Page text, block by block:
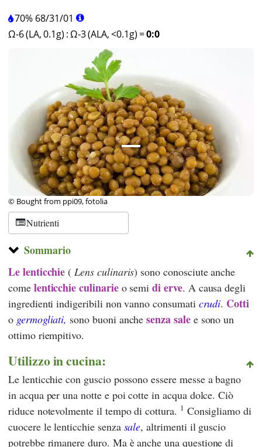
70% 68/31/01
Ω-6 (LA, 0.1g) :Ω-3 (ALA, <0.1g) =0:0
© Bought from ppi09, fotolia
Nutrienti
Sommario
Le lenticchie ( Lens culinaris) sono conosciute anche
come lenticchie culinarieo semidi erve. A causa degli
ingredienti indigeribili non vanno consumati crudi. Cotti
o germogliati, sono buoni anchesenza salee sono un
ottimo riempitivo.
Utilizzo in cucina:
Le lenticchie con guscio possono essere messe a bagno
in acqua per una notte e poi cotte in acqua dolce. Ciò
riduce notevolmente il tempo di cottura. 1 Consigliamo di
cuocere le lenticchie senza sale, altrimenti il guscio
potrebbe rimanere duro. Ma è anche una questione di